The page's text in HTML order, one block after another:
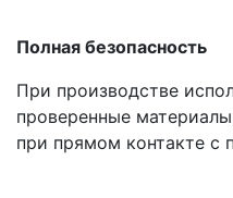
Полная безопасность
При производстве
проверенные
при прямом контакте с